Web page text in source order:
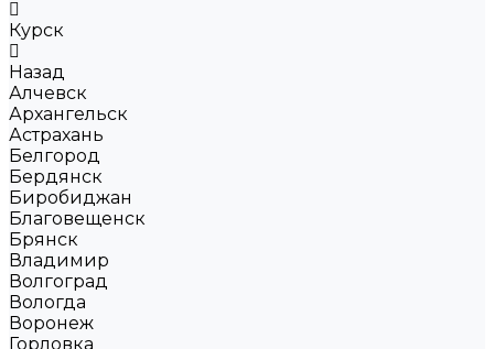
Курск
Назад
Алчевск
Архангельск
Астрахань
Белгород
Бердянск
Биробиджан
Благовещенск
Брянск
Владимир
Волгоград
Вологда
Воронеж
Горловка